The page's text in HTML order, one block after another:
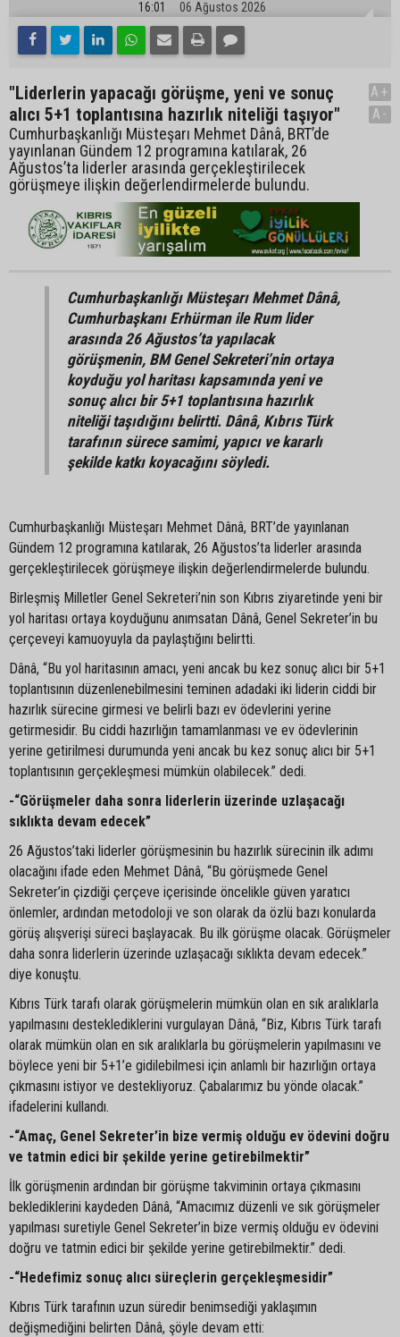
16:01 06 Ağustos 2026
"Liderlerin yapacağı görüşme, yeni ve sonuç
alıcı 5+1 toplantısına hazırlık niteliği taşıyor"
Cumhurbaşkanlığı Müsteşarı Mehmet Dânâ, BRT’de
yayınlanan Gündem 12 programına katılarak, 26
Ağustos’ta liderler arasında gerçekleştirilecek
görüşmeye ilişkin değerlendirmelerde bulundu.
A+
A-
Cumhurbaşkanlığı Müsteşarı Mehmet Dânâ,
Cumhurbaşkanı Erhürman ile Rum lider
arasında 26 Ağustos’ta yapılacak
görüşmenin, BM Genel Sekreteri’nin ortaya
koyduğu yol haritası kapsamında yeni ve
sonuç alıcı bir 5+1 toplantısına hazırlık
niteliği taşıdığını belirtti. Dânâ, Kıbrıs Türk
tarafının sürece samimi, yapıcı ve kararlı
şekilde katkı koyacağını söyledi.
Cumhurbaşkanlığı Müsteşarı Mehmet Dânâ, BRT’de yayınlanan
Gündem 12 programına katılarak, 26 Ağustos’ta liderler arasında
gerçekleştirilecek görüşmeye ilişkin değerlendirmelerde bulundu.
Birleşmiş Milletler Genel Sekreteri’nin son Kıbrıs ziyaretinde yeni bir
yol haritası ortaya koyduğunu anımsatan Dânâ, Genel Sekreter’in bu
çerçeveyi kamuoyuyla da paylaştığını belirtti.
Dânâ, “Bu yol haritasının amacı, yeni ancak bu kez sonuç alıcı bir 5+1
toplantısının düzenlenebilmesini teminen adadaki iki liderin ciddi bir
hazırlık sürecine girmesi ve belirli bazı ev ödevlerini yerine
getirmesidir. Bu ciddi hazırlığın tamamlanması ve ev ödevlerinin
yerine getirilmesi durumunda yeni ancak bu kez sonuç alıcı bir 5+1
toplantısının gerçekleşmesi mümkün olabilecek.” dedi.
-“Görüşmeler daha sonra liderlerin üzerinde uzlaşacağı
sıklıkta devam edecek”
26 Ağustos’taki liderler görüşmesinin bu hazırlık sürecinin ilk adımı
olacağını ifade eden Mehmet Dânâ, “Bu görüşmede Genel
Sekreter’in çizdiği çerçeve içerisinde öncelikle güven yaratıcı
önlemler, ardından metodoloji ve son olarak da özlü bazı konularda
görüş alışverişi süreci başlayacak. Bu ilk görüşme olacak. Görüşmeler
daha sonra liderlerin üzerinde uzlaşacağı sıklıkta devam edecek.”
diye konuştu.
Kıbrıs Türk tarafı olarak görüşmelerin mümkün olan en sık aralıklarla
yapılmasını desteklediklerini vurgulayan Dânâ, “Biz, Kıbrıs Türk tarafı
olarak mümkün olan en sık aralıklarla bu görüşmelerin yapılmasını ve
böylece yeni bir 5+1’e gidilebilmesi için anlamlı bir hazırlığın ortaya
çıkmasını istiyor ve destekliyoruz. Çabalarımız bu yönde olacak.”
ifadelerini kullandı.
-“Amaç, Genel Sekreter’in bize vermiş olduğu ev ödevini doğru
ve tatmin edici bir şekilde yerine getirebilmektir”
İlk görüşmenin ardından bir görüşme takviminin ortaya çıkmasını
beklediklerini kaydeden Dânâ, “Amacımız düzenli ve sık görüşmeler
yapılması suretiyle Genel Sekreter’in bize vermiş olduğu ev ödevini
doğru ve tatmin edici bir şekilde yerine getirebilmektir.” dedi.
-“Hedefimiz sonuç alıcı süreçlerin gerçekleşmesidir”
Kıbrıs Türk tarafının uzun süredir benimsediği yaklaşımın
değişmediğini belirten Dânâ, şöyle devam etti: